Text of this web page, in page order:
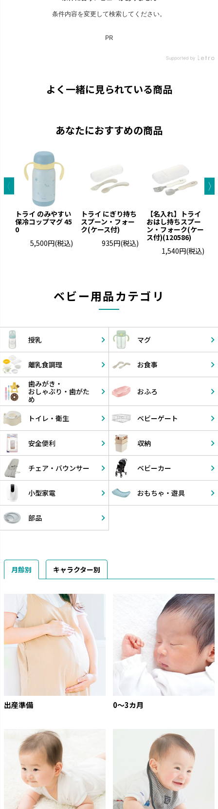
よく一緒に見られている商品
あなたにおすすめの商品
トライ のみやすい
保冷コップマグ 45
0
5,500円(税込)
トライ にぎり持ち
スプーン・フォー
ク(ケース付)
935円(税込)
【名入れ】トライ
おはし持ちスプー
ン・フォーク(ケー
ス付)(120586)
1,540円(税込)
ベビー用品カテゴリ
授乳 マグ
離乳食調理
お食事
歯みがき・
おしゃぶり・ 歯がた
め
おふろ
トイレ・衛生 ベビーゲート
安全便利 収納
チェア・ バウンサー ベビーカー
小型家電 おもちゃ・ 遊具
部品
月齢別 キャラクター別
出産準備 0〜3カ月